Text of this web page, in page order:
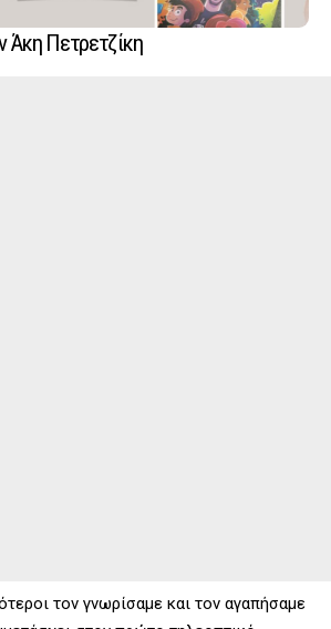
Άκη Πετρετζίκη
τον γνωρίσαμε και τον αγαπήσαμε